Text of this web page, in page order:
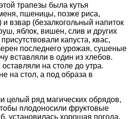
трапезы была кутья
пшеницы, позже риса,
взвар (безалкогольный напиток
яблок, вишен, слив и других
капуста, квас,
последнего урожая, сушеные
вставляли в один из хлебов.
на столе до утра.
на стол, а под образа в
целый ряд магических обрядов,
плодоносили фруктовые
установилась хорошая погода,